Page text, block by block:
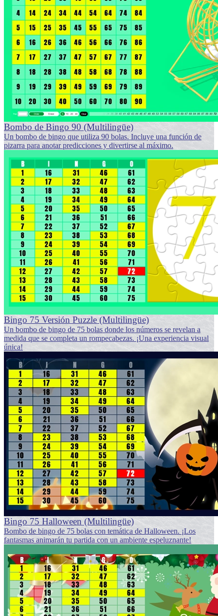
Bombo de Bingo 90 (Multilingüe)
Un bombo de bingo que utiliza 90 bolas. Incluye una función de
pizarra para anotar predicciones y divertirse al máximo.
Bingo 75 Versión Puzzle (Multilingüe)
Un bombo de bingo de 75 bolas donde los números se revelan a
medida que se completa un rompecabezas. ¡Una experiencia visual
única!
Bingo 75 Halloween (Multilingüe)
Bombo de bingo de 75 bolas con temática de Halloween. ¡Los
fantasmas animarán tu partida con un ambiente espeluznante!